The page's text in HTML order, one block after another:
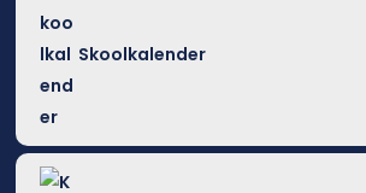
Skoolkalender